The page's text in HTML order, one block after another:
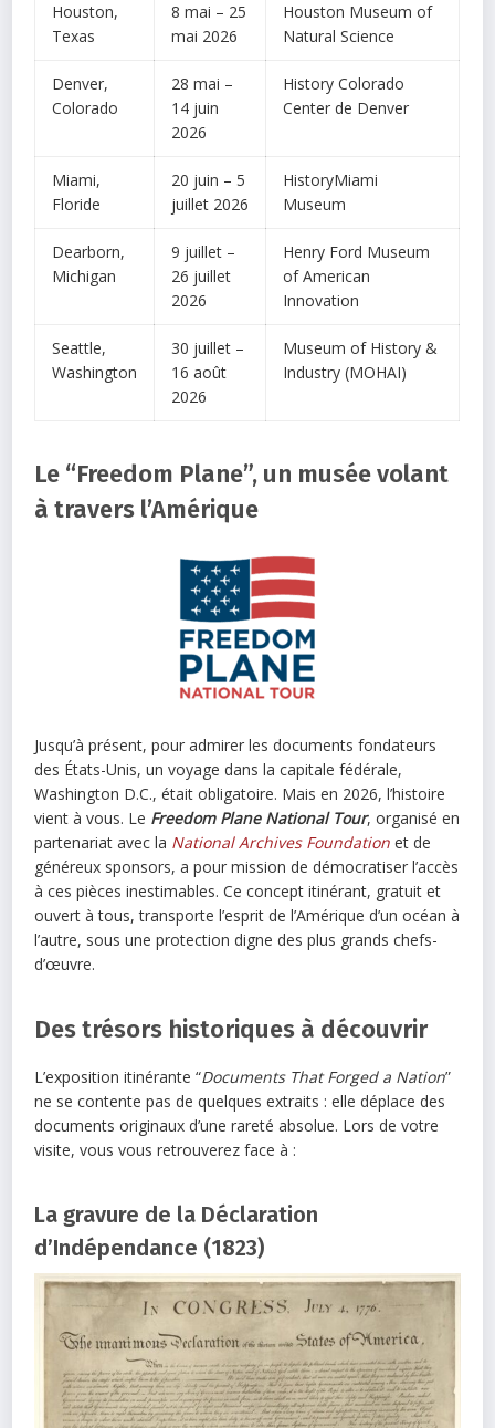
Houston,
Texas
8 mai – 25
mai 2026
Houston Museum of
Natural Science
Denver,
Colorado
28 mai –
14 juin
2026
History Colorado
Center de Denver
Miami,
Floride
20 juin – 5
juillet 2026
HistoryMiami
Museum
Dearborn,
Michigan
9 juillet –
26 juillet
2026
Henry Ford Museum
of American
Innovation
Seattle,
Washington
30 juillet –
16 août
2026
Museum of History &
Industry (MOHAI)
Le “Freedom Plane”, un musée volant
à travers l’Amérique
Jusqu’à présent, pour admirer les documents fondateurs
des États-Unis, un voyage dans la capitale fédérale,
Washington D.C., était obligatoire. Mais en 2026, l’histoire
vient à vous. Le Freedom Plane National Tour, organisé en
partenariat avec la National Archives Foundation et de
généreux sponsors, a pour mission de démocratiser l’accès
à ces pièces inestimables. Ce concept itinérant, gratuit et
ouvert à tous, transporte l’esprit de l’Amérique d’un océan à
l’autre, sous une protection digne des plus grands chefs-
d’œuvre.
Des trésors historiques à découvrir
L’exposition itinérante “Documents That Forged a Nation”
ne se contente pas de quelques extraits : elle déplace des
documents originaux d’une rareté absolue. Lors de votre
visite, vous vous retrouverez face à :
La gravure de la Déclaration
d’Indépendance (1823)